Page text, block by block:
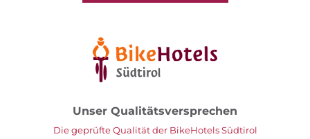
Unser Qualitätsversprechen
Die geprüfte Qualität der BikeHotels Südtirol